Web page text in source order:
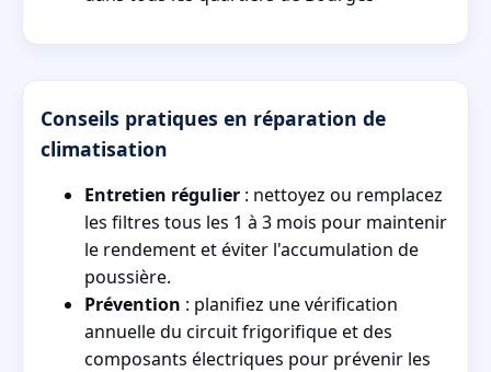
Conseils pratiques en réparation de
climatisation
Entretien régulier : nettoyez ou remplacez
les filtres tous les 1 à 3 mois pour maintenir
le rendement et éviter l'accumulation de
poussière.
Prévention : planifiez une vérification
annuelle du circuit frigorifique et des
composants électriques pour prévenir les